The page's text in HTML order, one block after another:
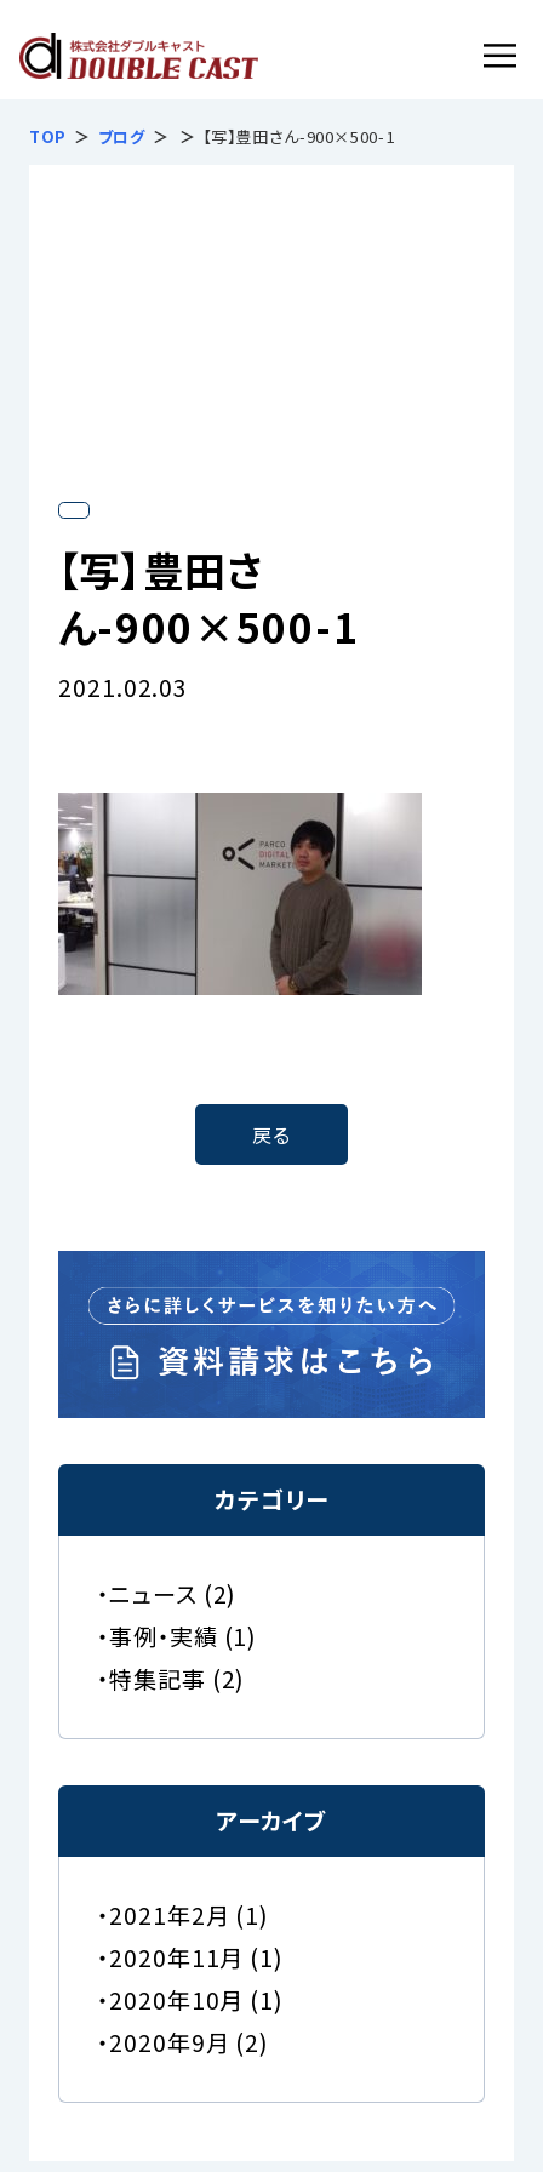
TOP ブログ 【写】豊田さん-900×500-1
【写】豊田さ
ん-900×500-1
2021.02.03
戻る
カテゴリー
ニュース (2)
事例・実績 (1)
特集記事 (2)
アーカイブ
2021年2月 (1)
2020年11月 (1)
2020年10月 (1)
2020年9月 (2)
資料請求をする
お電話でのお問い合わせ